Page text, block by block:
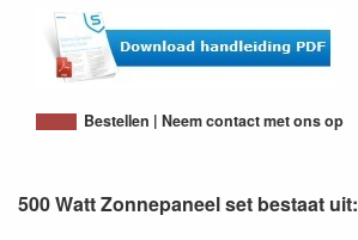
Bestellen | Neem contact met ons op
500 Watt Zonnepaneel set bestaat uit: